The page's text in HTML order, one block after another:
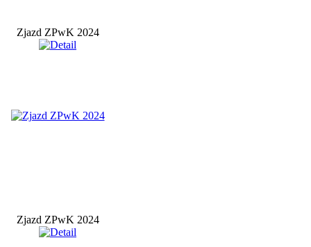
Zjazd ZPwK 2024
Zjazd ZPwK 2024